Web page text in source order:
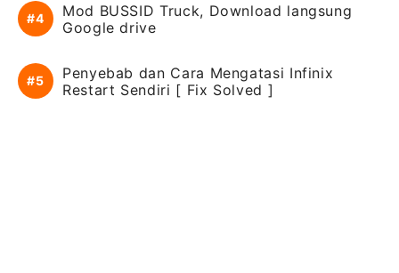
Mod BUSSID Truck, Download langsung
Google drive
Penyebab dan Cara Mengatasi Infinix
Restart Sendiri [ Fix Solved ]